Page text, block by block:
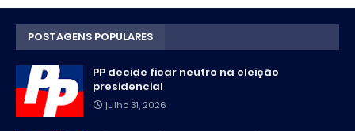
POSTAGENS POPULARES
PP decide ficar neutro na eleição
presidencial
julho 31, 2026